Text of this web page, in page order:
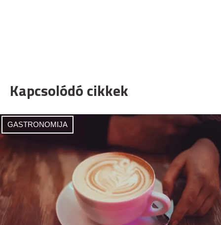
Kapcsolódó cikkek
GASTRONOMIJA